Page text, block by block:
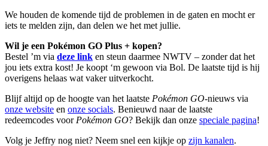
We houden de komende tijd de problemen in de gaten en mocht er
iets te melden zijn, dan delen we het met jullie.
Wil je een Pokémon GO Plus + kopen?
Bestel ’m via deze link en steun daarmee NWTV – zonder dat het
jou iets extra kost! Je koopt ‘m gewoon via Bol. De laatste tijd is hij
overigens helaas wat vaker uitverkocht.
Blijf altijd op de hoogte van het laatste Pokémon GO-nieuws via
onze website en onze socials. Benieuwd naar de laatste
redeemcodes voor Pokémon GO? Bekijk dan onze speciale pagina!
Volg je Jeffry nog niet? Neem snel een kijkje op zijn kanalen.